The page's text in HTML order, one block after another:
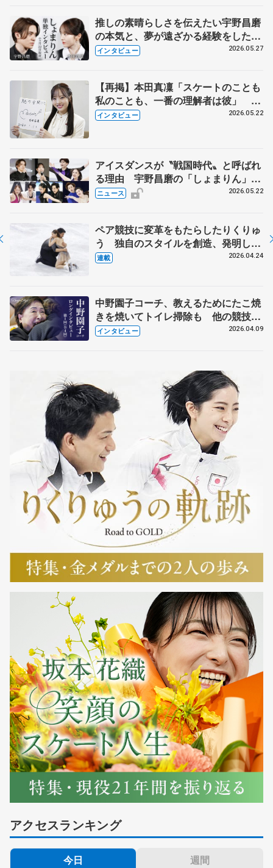
推しの素晴らしさを伝えたい宇野昌磨
の本気と、夢が遠ざかる経験をした本
田真凜の覚悟
インタビュー 2026.05.27
【再掲】本田真凜「スケートのことも
私のことも、一番の理解者は彼」 引
退時の単独インタビューで語った競技
インタビュー 2026.05.22
アイスダンスが〝戦国時代〟と呼ばれ
る理由 宇野昌磨の「しょまりん」ら
実力者が相次いで参戦 国内の競争激
ニュース 2026.05.22
ペア競技に変革をもたらしたりくりゅ
う 独自のスタイルを創造、発明した
【引退発表後②】
連載 2026.04.24
中野園子コーチ、教えるためにたこ焼
きを焼いてトイレ掃除も 他の競技に
も通用するという坂本花織の筋肉
インタビュー 2026.04.09
アクセスランキング
今日 週間